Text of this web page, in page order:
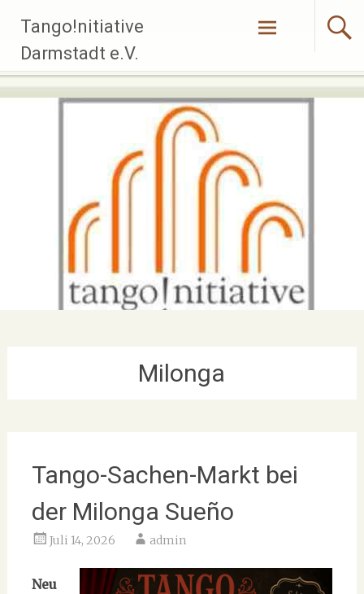
Inhalt
springen
Tango!nitiative
Darmstadt e.V.
Milonga
Tango-Sachen-Markt bei
der Milonga Sueño
Juli 14, 2026 admin
Neu